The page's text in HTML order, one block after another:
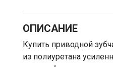
ОПИСАНИЕ
Купить приводной
из полиуретана